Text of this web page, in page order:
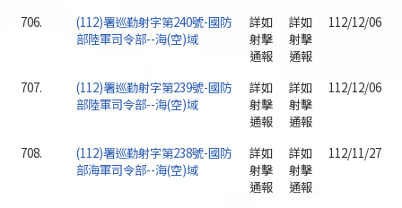
706.
(112)署巡勤射字第240號-國防
部陸軍司令部--海(空)域
詳如
射擊
通報
詳如
射擊
通報
112/12/06
707.
(112)署巡勤射字第239號-國防
部陸軍司令部--海(空)域
詳如
射擊
通報
詳如
射擊
通報
112/12/06
708.
(112)署巡勤射字第238號-國防
部海軍司令部--海(空)域
詳如
射擊
通報
詳如
射擊
通報
112/11/27